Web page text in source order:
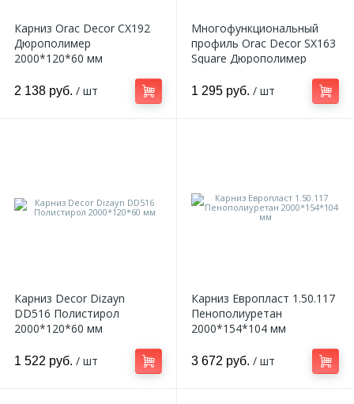
Карниз Orac Decor CX192
Дюрополимер
2000*120*60 мм
2 138 руб. / шт
Многофункциональный
профиль Orac Decor SX163
Square Дюрополимер
1 295 руб. / шт
Карниз Decor Dizayn
DD516 Полистирол
2000*120*60 мм
1 522 руб. / шт
Карниз Европласт 1.50.117
Пенополиуретан
2000*154*104 мм
3 672 руб. / шт